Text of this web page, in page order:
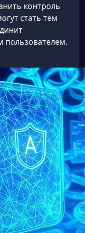
контроль
стать тем
пользователем.